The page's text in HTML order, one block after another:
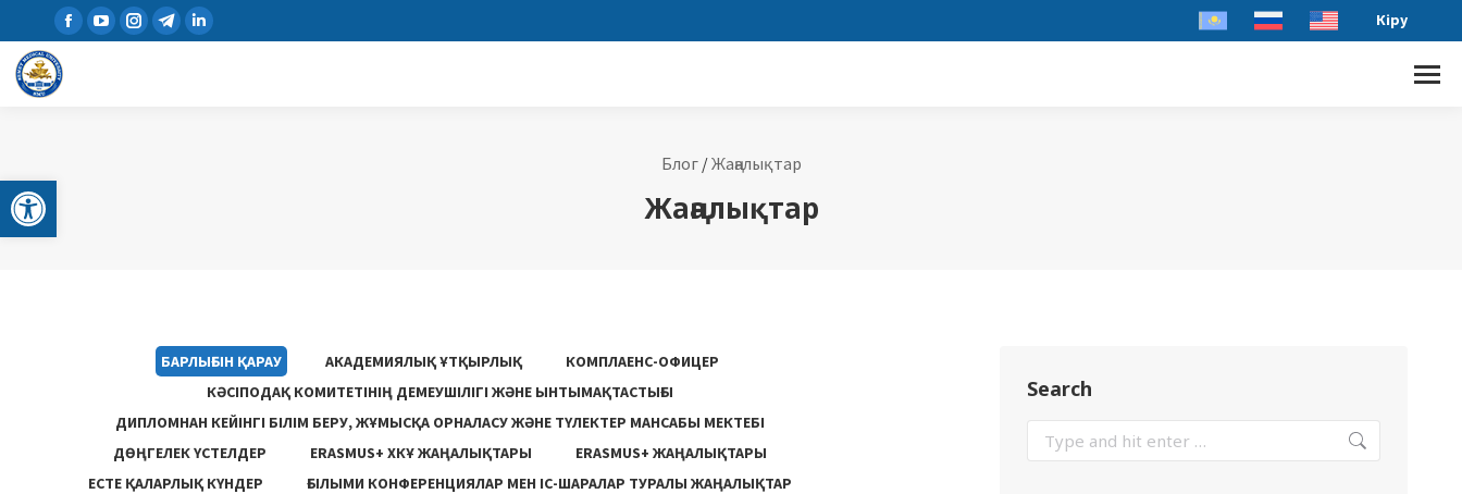
Open toolbar
Кіру
Блог/Жаңалықтар
Жаңалықтар
БАРЛЫҒЫН ҚАРАУ АКАДЕМИЯЛЫҚ ҰТҚЫРЛЫҚ
КОМПЛАЕНС-ОФИЦЕР
КӘСІПОДАҚ КОМИТЕТІНІҢ ДЕМЕУШІЛІГІ ЖӘНЕ ЫНТЫМАҚТАСТЫҒЫ
ДИПЛОМНАН КЕЙІНГІ БІЛІМ БЕРУ, ЖҰМЫСҚА ОРНАЛАСУ ЖƏНЕ ТҮЛЕКТЕР МАНСАБЫ МЕКТЕБІ
ДӨҢГЕЛЕК ҮСТЕЛДЕР
ERASMUS+ ХКҰ ЖАҢАЛЫҚТАРЫ
ERASMUS+ ЖАҢАЛЫҚТАРЫ
ЕСТЕ ҚАЛАРЛЫҚ КҮНДЕР
ҒЫЛЫМИ КОНФЕРЕНЦИЯЛАР МЕН ІС-ШАРАЛАР ТУРАЛЫ ЖАҢАЛЫҚТАР
Search